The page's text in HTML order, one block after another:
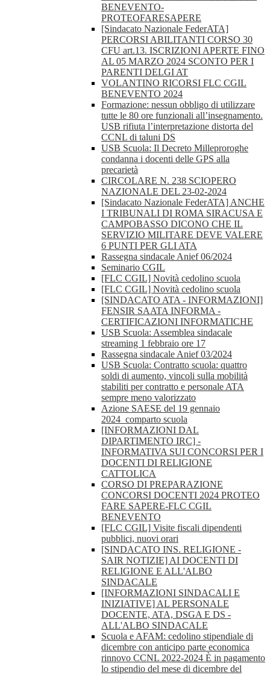
BENEVENTO-
PROTEOFARESAPERE
[Sindacato Nazionale FederATA]
PERCORSI ABILITANTI CORSO 30
CFU art.13. ISCRIZIONI APERTE FINO
AL 05 MARZO 2024 SCONTO PER I
PARENTI DELGI AT
VOLANTINO RICORSI FLC CGIL
BENEVENTO 2024
Formazione: nessun obbligo di utilizzare
tutte le 80 ore funzionali all’insegnamento.
USB rifiuta l’interpretazione distorta del
CCNL di taluni DS
USB Scuola: Il Decreto Milleproroghe
condanna i docenti delle GPS alla
precarietà
CIRCOLARE N. 238 SCIOPERO
NAZIONALE DEL 23-02-2024
[Sindacato Nazionale FederATA] ANCHE
I TRIBUNALI DI ROMA SIRACUSA E
CAMPOBASSO DICONO CHE IL
SERVIZIO MILITARE DEVE VALERE
6 PUNTI PER GLI ATA
Rassegna sindacale Anief 06/2024
Seminario CGIL
[FLC CGIL] Novità cedolino scuola
[FLC CGIL] Novità cedolino scuola
[SINDACATO ATA - INFORMAZIONI]
FENSIR SAATA INFORMA -
CERTIFICAZIONI INFORMATICHE
USB Scuola: Assemblea sindacale
streaming 1 febbraio ore 17
Rassegna sindacale Anief 03/2024
USB Scuola: Contratto scuola: quattro
soldi di aumento, vincoli sulla mobilità
stabiliti per contratto e personale ATA
sempre meno valorizzato
Azione SAESE del 19 gennaio
2024_comparto scuola
[INFORMAZIONI DAL
DIPARTIMENTO IRC] -
INFORMATIVA SUI CONCORSI PER I
DOCENTI DI RELIGIONE
CATTOLICA
CORSO DI PREPARAZIONE
CONCORSI DOCENTI 2024 PROTEO
FARE SAPERE-FLC CGIL
BENEVENTO
[FLC CGIL] Visite fiscali dipendenti
pubblici, nuovi orari
[SINDACATO INS. RELIGIONE -
SAIR NOTIZIE] AI DOCENTI DI
RELIGIONE E ALL'ALBO
SINDACALE
[INFORMAZIONI SINDACALI E
INIZIATIVE] AL PERSONALE
DOCENTE, ATA, DSGA E DS -
ALL'ALBO SINDACALE
Scuola e AFAM: cedolino stipendiale di
dicembre con anticipo parte economica
rinnovo CCNL 2022-2024 È in pagamento
lo stipendio del mese di dicembre del